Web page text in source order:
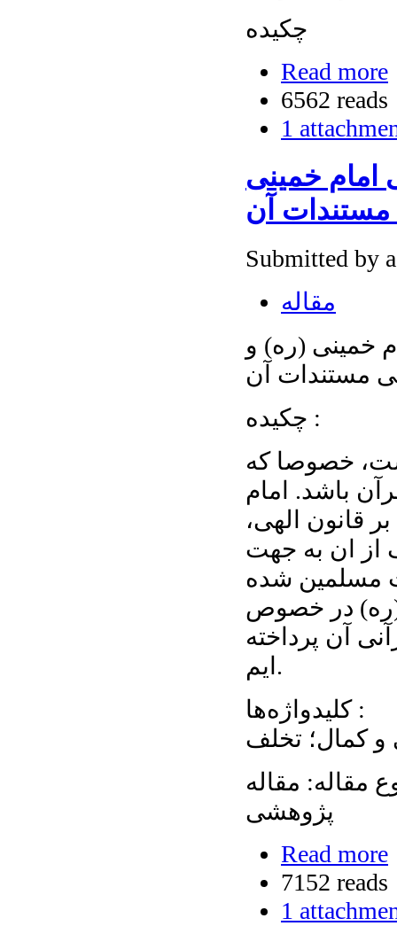
چکیده
Read more
6562 reads
1
امام خمینی
آن
Submitted by
مقاله
خمینی (ره) و
مستندات آن
چکیده :
خصوصا که
باشد. امام
قانون الهی،
ان به جهت
مسلمین شده
(ره) در خصوص
آن پرداخته
ایم.
کلیدواژه‌ها :
و کمال؛ تخلف
1، شماره 2، زمستان 1383 . نوع مقاله: مقاله
پژوهشی
Read more
7152 reads
1